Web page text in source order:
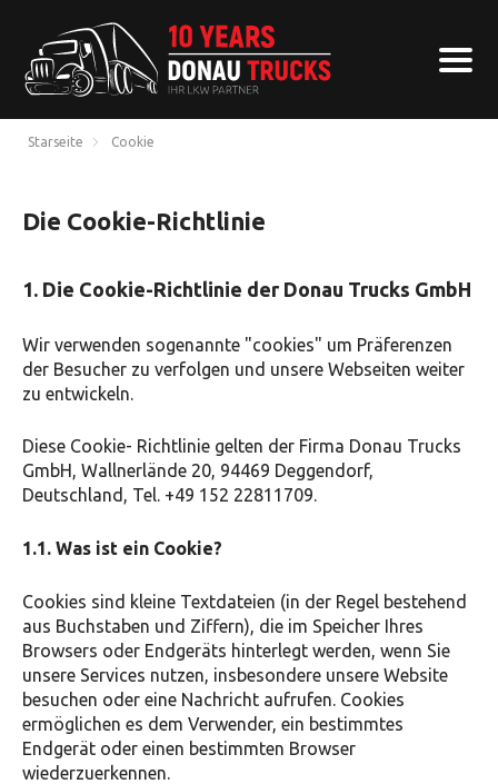
Starseite Cookie
Die Cookie-Richtlinie
1. Die Cookie-Richtlinie der Donau Trucks GmbH
Wir verwenden sogenannte "cookies" um Präferenzen
der Besucher zu verfolgen und unsere Webseiten weiter
zu entwickeln.
Diese Cookie- Richtlinie gelten der Firma Donau Trucks
GmbH, Wallnerlände 20, 94469 Deggendorf,
Deutschland, Tel. +49 152 22811709.
1.1. Was ist ein Cookie?
Cookies sind kleine Textdateien (in der Regel bestehend
aus Buchstaben und Ziffern), die im Speicher Ihres
Browsers oder Endgeräts hinterlegt werden, wenn Sie
unsere Services nutzen, insbesondere unsere Website
besuchen oder eine Nachricht aufrufen. Cookies
ermöglichen es dem Verwender, ein bestimmtes
Endgerät oder einen bestimmten Browser
wiederzuerkennen.